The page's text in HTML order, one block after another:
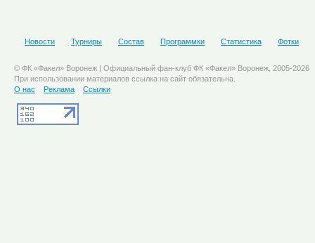
Новости Турниры Состав Программки Статистика Фотки
© ФК «Факел» Воронеж | Официальный фан-клуб ФК «Факел» Воронеж, 2005-2026
При использовании материалов ссылка на сайт обязательна.
О нас
Реклама Ссылки